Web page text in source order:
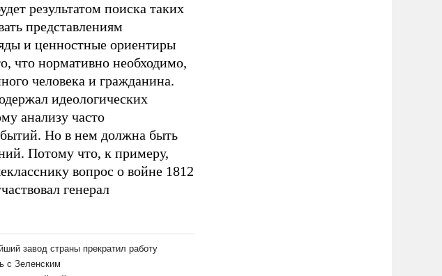
результатом поиска таких
представлениям
и ценностные ориентиры
что нормативно необходимо,
человека и гражданина.
идеологических
анализу часто
Но в нем должна быть
Потому что, к примеру,
вопрос о войне 1812
генерал